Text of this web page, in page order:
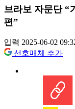
브라보 자문단 “
편”
입력 2025-06-02
선호매체 추가